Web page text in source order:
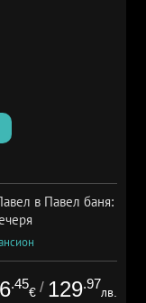
в Павел баня:
.45
€ / 129.97
лв.